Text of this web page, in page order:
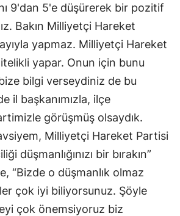
9'dan 5'e düşürerek bir pozitif
Bakın Milliyetçi Hareket
yapmaz. Milliyetçi Hareket
yapar. Onun için bunu
bilgi verseydiniz de bu
il başkanımızla, ilçe
görüşmüş olsaydık.
Milliyetçi Hareket Partisi
düşmanlığınızı bir bırakın”
“Bizde o düşmanlık olmaz
çok iyi biliyorsunuz. Şöyle
çok önemsiyoruz biz